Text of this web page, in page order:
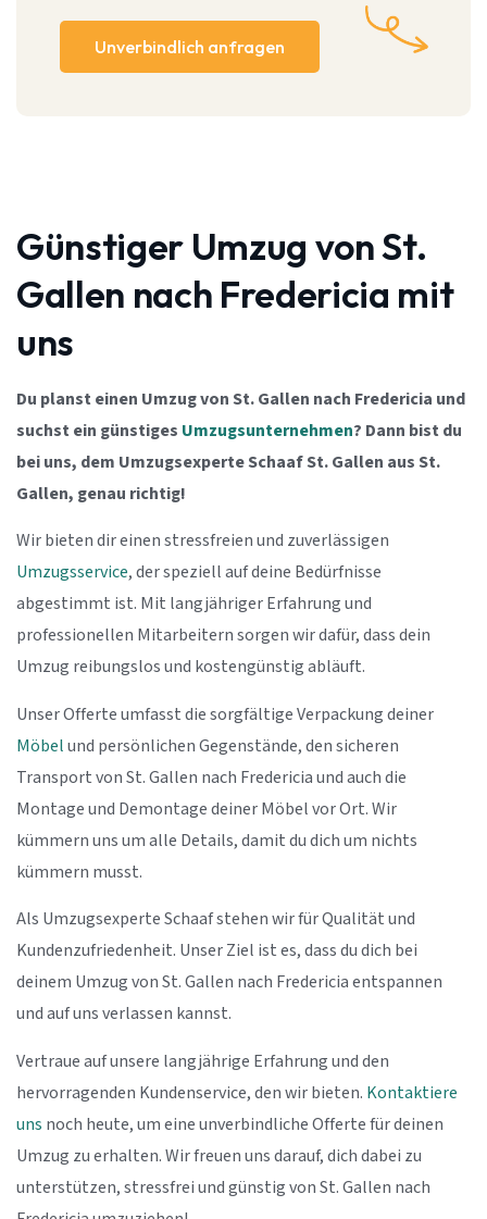
Unverbindlich anfragen
Günstiger Umzug von St.
Gallen nach Fredericia mit
uns
Du planst einen Umzug von St. Gallen nach Fredericia und
suchst ein günstiges Umzugsunternehmen? Dann bist du
bei uns, dem Umzugsexperte Schaaf St. Gallen aus St.
Gallen, genau richtig!
Wir bieten dir einen stressfreien und zuverlässigen
Umzugsservice, der speziell auf deine Bedürfnisse
abgestimmt ist. Mit langjähriger Erfahrung und
professionellen Mitarbeitern sorgen wir dafür, dass dein
Umzug reibungslos und kostengünstig abläuft.
Unser Offerte umfasst die sorgfältige Verpackung deiner
Möbelund persönlichen Gegenstände, den sicheren
Transport von St. Gallen nach Fredericia und auch die
Montage und Demontage deiner Möbel vor Ort. Wir
kümmern uns um alle Details, damit du dich um nichts
kümmern musst.
Als Umzugsexperte Schaaf stehen wir für Qualität und
Kundenzufriedenheit. Unser Ziel ist es, dass du dich bei
deinem Umzug von St. Gallen nach Fredericia entspannen
und auf uns verlassen kannst.
Vertraue auf unsere langjährige Erfahrung und den
hervorragenden Kundenservice, den wir bieten. Kontaktiere
uns noch heute, um eine unverbindliche Offerte für deinen
Umzug zu erhalten. Wir freuen uns darauf, dich dabei zu
unterstützen, stressfrei und günstig von St. Gallen nach